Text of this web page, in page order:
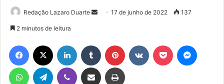
Redação Lazaro Duarte
Mande
mail
17 de junho de 2022 137
2 minutos de leitura
Facebook Linkedin Tumblr Pinterest Pocket
WhatsAppTelegram Viber Compartilhar via e-mail Imprimir